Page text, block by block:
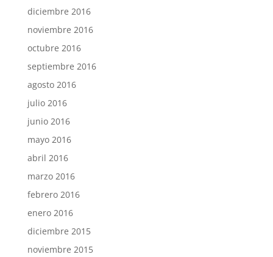
diciembre 2016
noviembre 2016
octubre 2016
septiembre 2016
agosto 2016
julio 2016
junio 2016
mayo 2016
abril 2016
marzo 2016
febrero 2016
enero 2016
diciembre 2015
noviembre 2015